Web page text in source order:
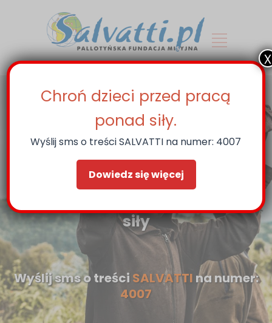
Chroń dzieci przed pracą ponad
siły
Wyślij sms o treści SALVATTI na numer:
4007
Chroń dzieci przed pracą
ponad siły.
Wyślij sms o treści SALVATTI na numer: 4007
Dowiedz się więcej
x